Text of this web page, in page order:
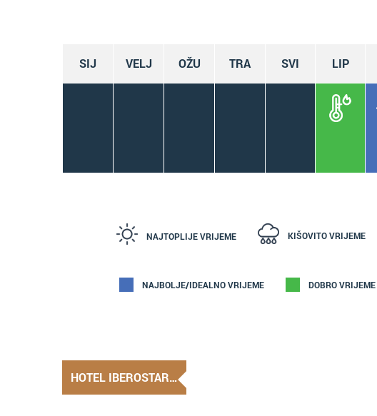
SIJ VELJ OŽU TRA SVI LIP
NAJTOPLIJE VRIJEME KIŠOVITO VRIJEME
NAJBOLJE/IDEALNO VRIJEME DOBRO VRIJEME
HOTEL IBEROSTAR…